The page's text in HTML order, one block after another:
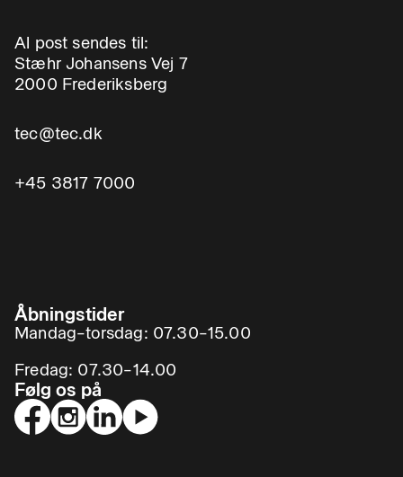
Al post sendes til:
Stæhr Johansens Vej 7
2000 Frederiksberg
tec@tec.dk
+45 3817 7000
Åbningstider
Mandag–torsdag: 07.30–15.00
Fredag: 07.30–14.00
Følg os på